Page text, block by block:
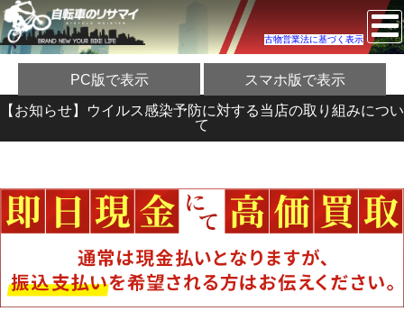
古物営業法に基づく表示
PC版で表示 スマホ版で表示
【お知らせ】ウイルス感染予防に対する当店の取り組みについ
て